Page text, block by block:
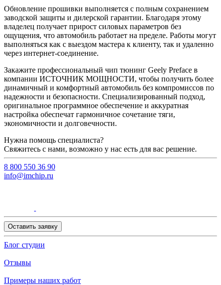
Обновление прошивки выполняется с полным сохранением
заводской защиты и дилерской гарантии. Благодаря этому
владелец получает прирост силовых параметров без
ощущения, что автомобиль работает на пределе. Работы могут
выполняться как с выездом мастера к клиенту, так и удаленно
через интернет-соединение.
Закажите профессиональный чип тюнинг Geely Preface в
компании ИСТОЧНИК МОЩНОСТИ, чтобы получить более
динамичный и комфортный автомобиль без компромиссов по
надежности и безопасности. Специализированный подход,
оригинальное программное обеспечение и аккуратная
настройка обеспечат гармоничное сочетание тяги,
экономичности и долговечности.
Нужна помощь специалиста?
Свяжитесь с нами, возможно у нас есть для вас решение.
8 800 550 36 90
info@imchip.ru
Оставить заявку
Блог студии
Отзывы
Примеры наших работ